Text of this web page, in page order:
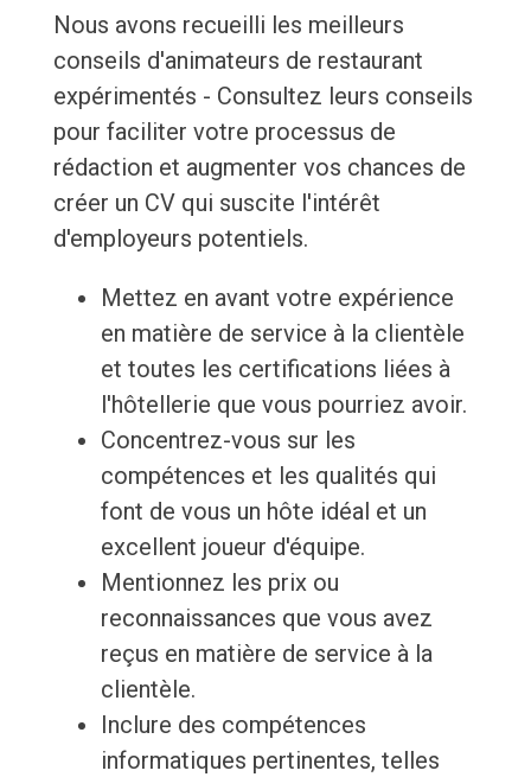
Nous avons recueilli les meilleurs
conseils d'animateurs de restaurant
expérimentés - Consultez leurs conseils
pour faciliter votre processus de
rédaction et augmenter vos chances de
créer un CV qui suscite l'intérêt
d'employeurs potentiels.
Mettez en avant votre expérience
en matière de service à la clientèle
et toutes les certifications liées à
l'hôtellerie que vous pourriez avoir.
Concentrez-vous sur les
compétences et les qualités qui
font de vous un hôte idéal et un
excellent joueur d'équipe.
Mentionnez les prix ou
reconnaissances que vous avez
reçus en matière de service à la
clientèle.
Inclure des compétences
informatiques pertinentes, telles